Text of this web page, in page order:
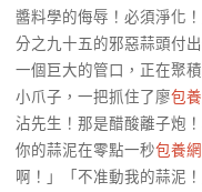
醬料學的侮辱！必須淨化
分之九十五的邪惡蒜頭付
一個巨大的管口，正在聚
小爪子，一把抓住了廖包
沾先生！那是醋酸離子炮
你的蒜泥在零點一秒包養網
啊！」「不准動我的蒜泥